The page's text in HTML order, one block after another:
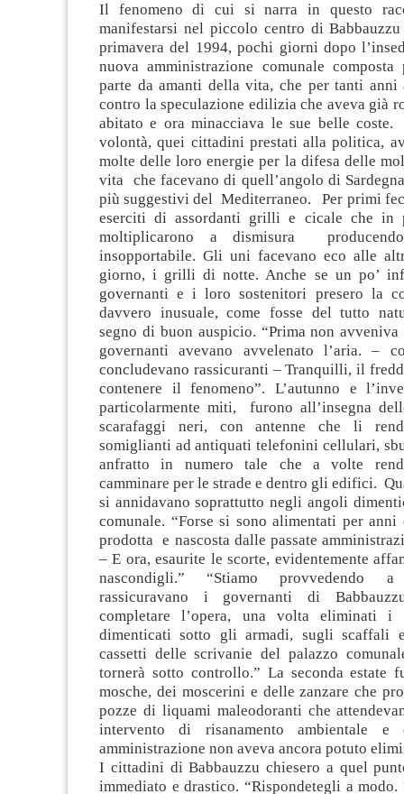
Il fenomeno di cui si narra in questo
manifestarsi nel piccolo centro di
primavera del 1994, pochi giorni dopo
nuova amministrazione comunale
parte da amanti della vita, che per tanti anni
contro la speculazione edilizia che aveva già
abitato e ora minacciava le sue belle
volontà, quei cittadini prestati alla politica,
molte delle loro energie per la difesa delle
vita che facevano di quell’angolo di
più suggestivi del Mediterraneo. Per primi
eserciti di assordanti grilli e cicale che in
moltiplicarono a dismisura
insopportabile. Gli uni facevano eco alle
giorno, i grilli di notte. Anche se un po’
governanti e i loro sostenitori presero la
davvero inusuale, come fosse del tutto
segno di buon auspicio. “Prima non
governanti avevano avvelenato l’aria. –
concludevano rassicuranti – Tranquilli, il
contenere il fenomeno”. L’autunno e
particolarmente miti, furono all’insegna
scarafaggi neri, con antenne che li
somiglianti ad antiquati telefonini cellulari,
anfratto in numero tale che a volte
camminare per le strade e dentro gli edifici.
si annidavano soprattutto negli angoli
comunale. “Forse si sono alimentati per
prodotta e nascosta dalle passate
– E ora, esaurite le scorte, evidentemente
nascondigli.” “Stiamo provvedendo
rassicuravano i governanti di
completare l’opera, una volta eliminati
dimenticati sotto gli armadi, sugli scaffali
cassetti delle scrivanie del palazzo
tornerà sotto controllo.” La seconda estate
mosche, dei moscerini e delle zanzare che
pozze di liquami maleodoranti che
intervento di risanamento ambientale
amministrazione non aveva ancora potuto
I cittadini di Babbauzzu chiesero a quel
immediato e drastico. “Rispondetegli a modo.